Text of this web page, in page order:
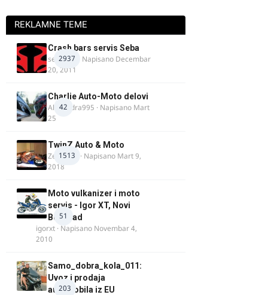
REKLAMNE TEME
2937
Crash bars servis Seba
seba011 · Napisano Decembar
20, 2011
42
Charlie Auto-Moto delovi
Alexandra995 · Napisano Mart
25
1513
TwinZ Auto & Moto
Zeljkamp · Napisano Mart 9,
2018
51
Moto vulkanizer i moto
servis - Igor XT, Novi
Beograd
igorxt · Napisano Novembar 4,
2010
203
Samo_dobra_kola_011:
Uvoz i prodaja
automobila iz EU